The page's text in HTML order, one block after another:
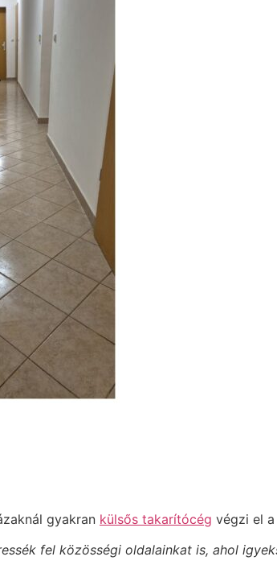
gyakran külsős takarítócég végzi el
fel közösségi oldalainkat is, ahol